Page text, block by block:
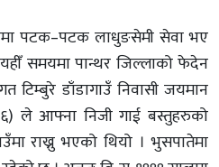
पटक–पटक लाधुङसेमी सेवा भए
समयमा पान्थर जिल्लाको फेदेन
टिम्बुरे डाँडागाउँ निवासी जयमान
ले आफ्ना निजी गाई बस्तुहरुको
राख्नु भएको थियो । भुसपातेमा